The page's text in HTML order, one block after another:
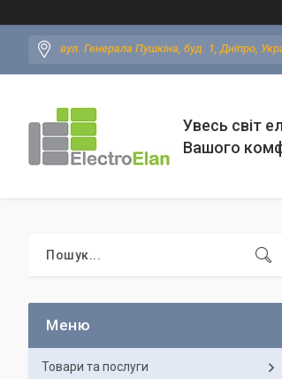
вул. Генерала Пушкіна, буд. 1, Дніпро,
Увесь світ
Вашого
Товари та послуги